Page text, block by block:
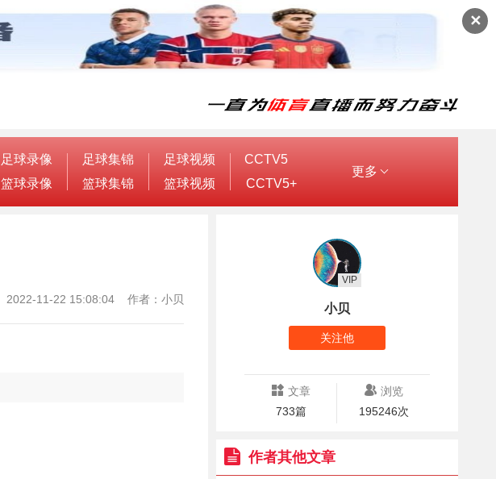
✕
足球录像
篮球录像
足球集锦
篮球集锦
足球视频
篮球视频
CCTV5
CCTV5+
更多
2022-11-22 15:08:04 作者：小贝
小贝
VIP
关注他
文章
733篇
浏览
195246次
作者其他文章